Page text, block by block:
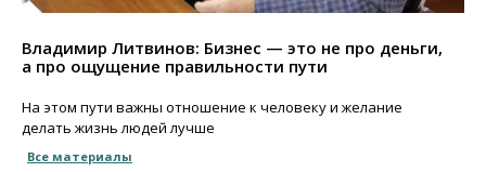
Владимир Литвинов: Бизнес — это не про деньги,
а про ощущение правильности пути
На этом пути важны отношение к человеку и желание
делать жизнь людей лучше
Все материалы